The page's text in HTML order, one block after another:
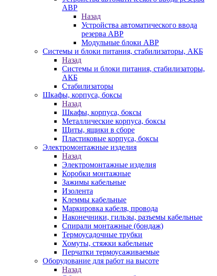
АВР
Назад
Устройства автоматического ввода
резерва АВР
Модульные блоки АВР
Системы и блоки питания, стабилизаторы, АКБ
Назад
Системы и блоки питания, стабилизаторы,
АКБ
Стабилизаторы
Шкафы, корпуса, боксы
Назад
Шкафы, корпуса, боксы
Металлические корпуса, боксы
Щиты, ящики в сборе
Пластиковые корпуса, боксы
Электромонтажные изделия
Назад
Электромонтажные изделия
Коробки монтажные
Зажимы кабельные
Изолента
Клеммы кабельные
Маркировка кабеля, провода
Наконечники, гильзы, разъемы кабельные
Спирали монтажные (бондаж)
Термоусадочные трубки
Хомуты, стяжки кабельные
Перчатки термоусаживаемые
Оборудование для работ на высоте
Назад